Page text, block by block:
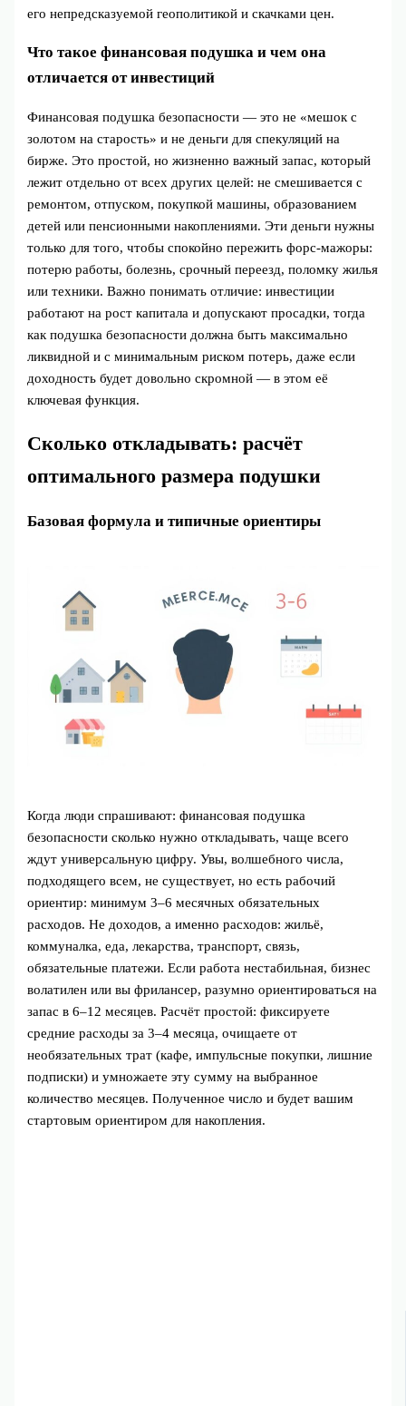
его непредсказуемой геополитикой и скачками цен.
Что такое финансовая подушка и чем она
отличается от инвестиций
Финансовая подушка безопасности — это не «мешок с
золотом на старость» и не деньги для спекуляций на
бирже. Это простой, но жизненно важный запас, который
лежит отдельно от всех других целей: не смешивается с
ремонтом, отпуском, покупкой машины, образованием
детей или пенсионными накоплениями. Эти деньги нужны
только для того, чтобы спокойно пережить форс‑мажоры:
потерю работы, болезнь, срочный переезд, поломку жилья
или техники. Важно понимать отличие: инвестиции
работают на рост капитала и допускают просадки, тогда
как подушка безопасности должна быть максимально
ликвидной и с минимальным риском потерь, даже если
доходность будет довольно скромной — в этом её
ключевая функция.
Сколько откладывать: расчёт
оптимального размера подушки
Базовая формула и типичные ориентиры
Когда люди спрашивают: финансовая подушка
безопасности сколько нужно откладывать, чаще всего
ждут универсальную цифру. Увы, волшебного числа,
подходящего всем, не существует, но есть рабочий
ориентир: минимум 3–6 месячных обязательных
расходов. Не доходов, а именно расходов: жильё,
коммуналка, еда, лекарства, транспорт, связь,
обязательные платежи. Если работа нестабильная, бизнес
волатилен или вы фрилансер, разумно ориентироваться на
запас в 6–12 месяцев. Расчёт простой: фиксируете
средние расходы за 3–4 месяца, очищаете от
необязательных трат (кафе, импульсные покупки, лишние
подписки) и умножаете эту сумму на выбранное
количество месяцев. Полученное число и будет вашим
стартовым ориентиром для накопления.